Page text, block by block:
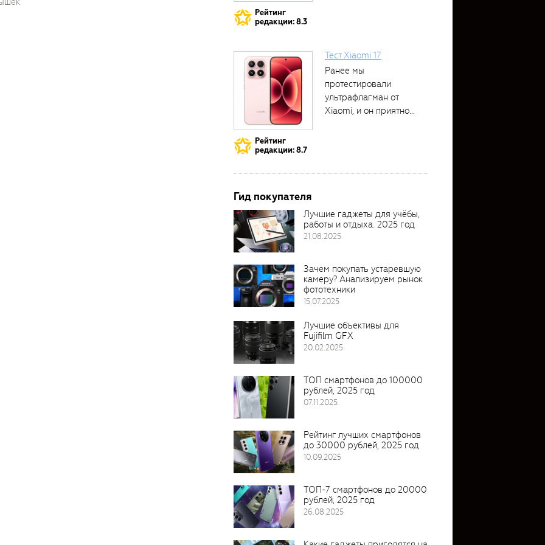
Рейтинг
редакции: 8.3
Рейтинг
редакции: 8.7
Тест Xiaomi 17
Ранее мы
протестировали
ультрафлагман от
Xiaomi, и он приятно
Гид покупателя
Лучшие гаджеты для учёбы,
работы и отдыха. 2025 год
21.08.2025
Зачем покупать устаревшую
камеру? Анализируем рынок
фототехники
15.07.2025
Лучшие объективы для
Fujifilm GFX
20.02.2025
ТОП смартфонов до 100000
рублей, 2025 год
07.11.2025
Рейтинг лучших смартфонов
до 30000 рублей, 2025 год
10.09.2025
ТОП-7 смартфонов до 20000
рублей, 2025 год
26.08.2025